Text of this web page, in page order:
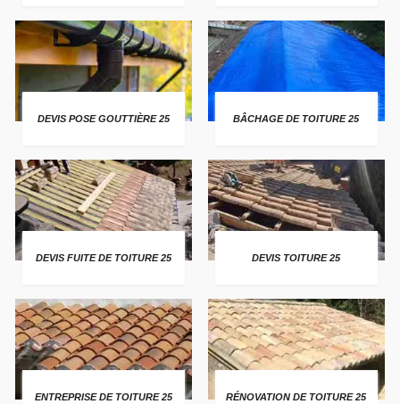
DEVIS POSE GOUTTIÈRE 25 BÂCHAGE DE TOITURE 25
DEVIS FUITE DE TOITURE 25 DEVIS TOITURE 25
ENTREPRISE DE TOITURE 25 RÉNOVATION DE TOITURE 25